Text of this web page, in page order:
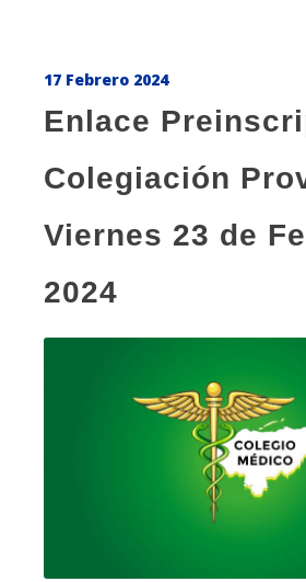
17 Febrero 2024
Enlace
Colegiación
Viernes 23 de
2024